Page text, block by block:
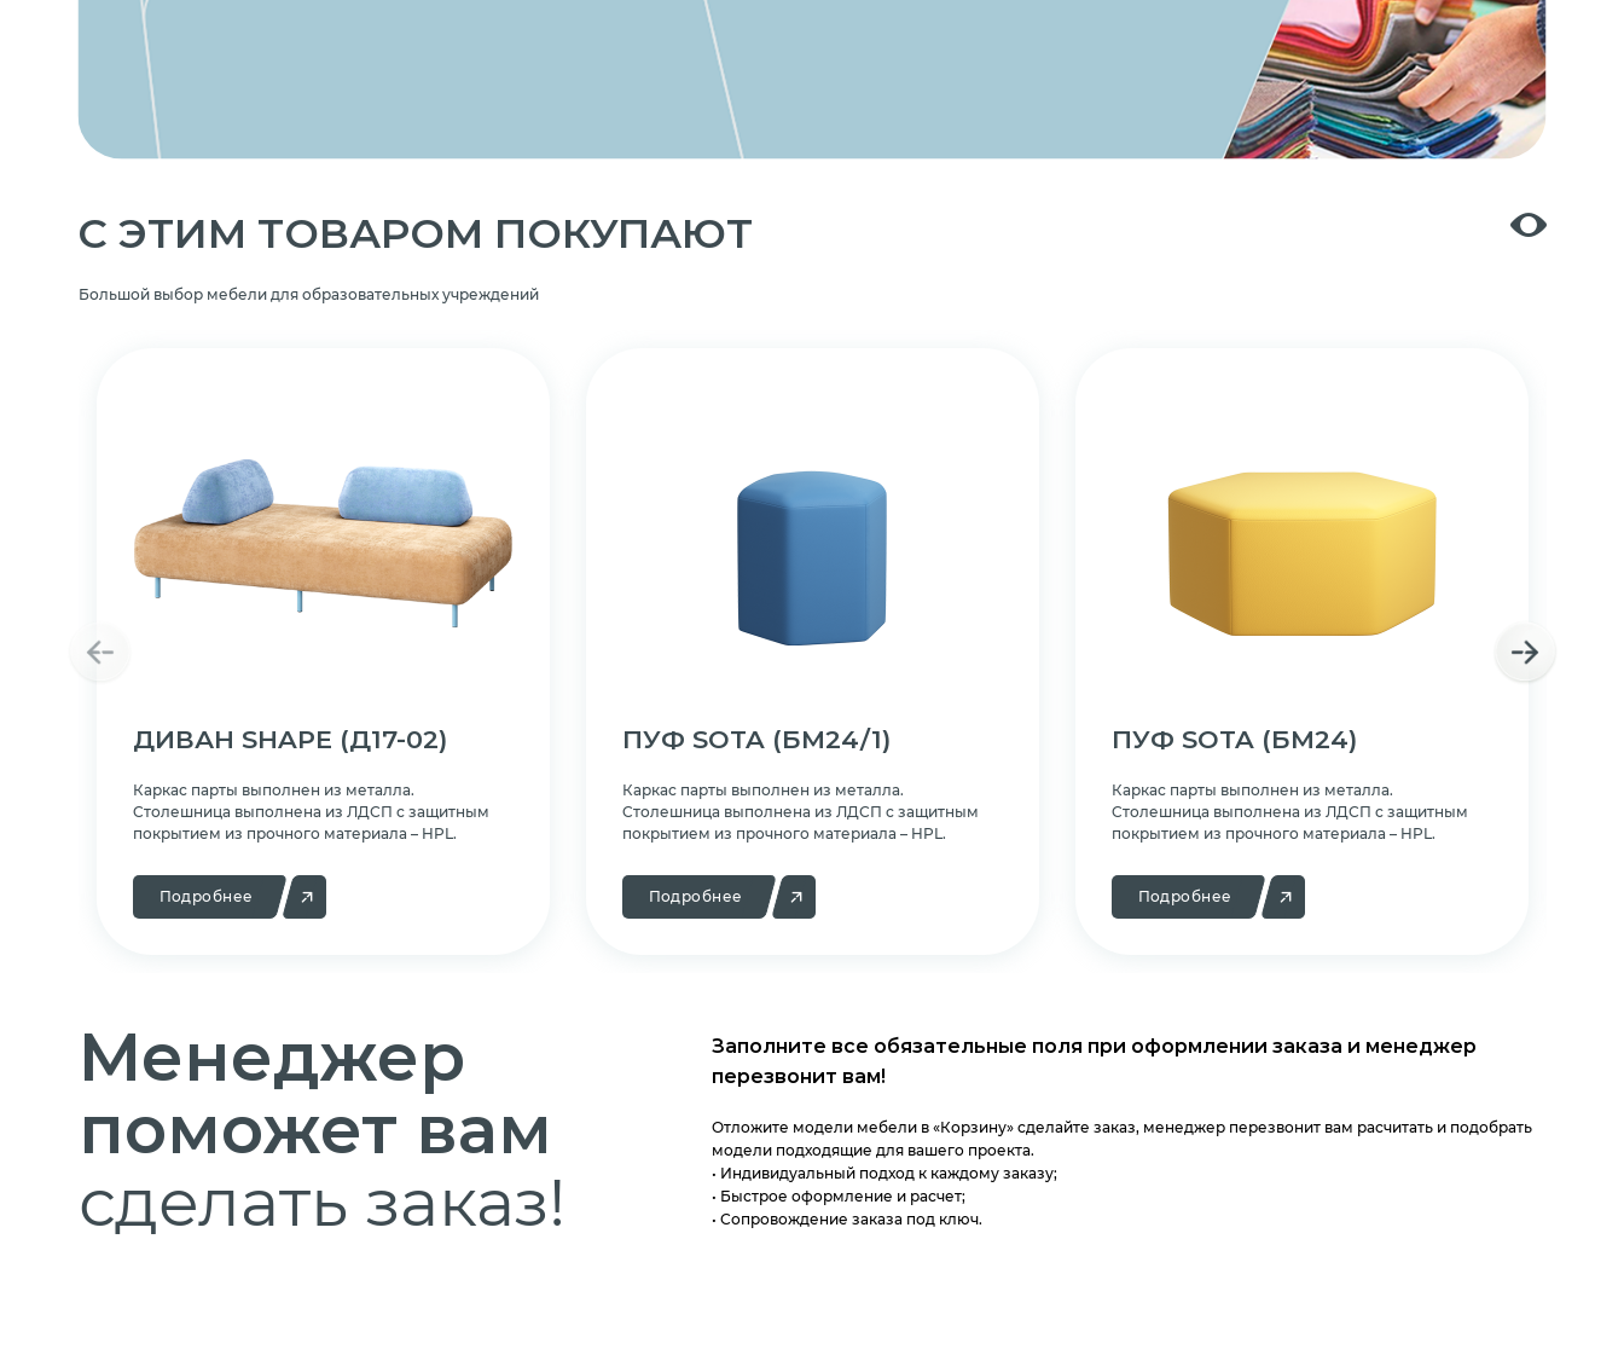
C ЭТИМ ТОВАРОМ ПОКУПАЮТ
Большой выбор мебели для образовательных учреждений
ДИВАН SHAPE (Д17-02)
Каркас парты выполнен из металла.
Cтолешница выполнена из ЛДСП с защитным
покрытием из прочного материала – HPL.
Подробнее
ПУФ SOTA (БМ24/1)
Каркас парты выполнен из металла.
Cтолешница выполнена из ЛДСП с защитным
покрытием из прочного материала – HPL.
Подробнее
ПУФ SOTA (БМ24)
Каркас парты выполнен из металла.
Cтолешница выполнена из ЛДСП с защитным
покрытием из прочного материала – HPL.
Подробнее
Менеджер
поможет вам
сделать заказ!
Заполните все обязательные поля при оформлении заказа и менеджер
перезвонит вам!
Отложите модели мебели в «Корзину» сделайте заказ, менеджер перезвонит вам расчитать и подобрать
модели подходящие для вашего проекта.
• Индивидуальный подход к каждому заказу;
• Быстрое оформление и расчет;
• Сопровождение заказа под ключ.